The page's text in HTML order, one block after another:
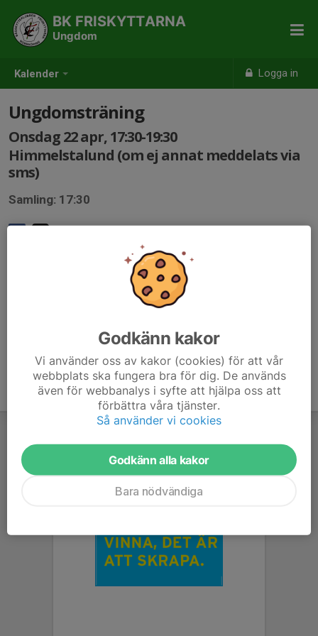
Kalender Logga in
BK FRISKYTTARNA
Ungdom
Ungdomsträning
Onsdag 22 apr, 17:30-19:30
Himmelstalund (om ej annat meddelats via
sms)
Samling: 17:30
Godkänn kakor
Vi använder oss av kakor (cookies) för att vår
webbplats ska fungera bra för dig. De används
även för webbanalys i syfte att hjälpa oss att
förbättra våra tjänster.
Så använder vi cookies
Godkänn alla kakor
Bara nödvändiga